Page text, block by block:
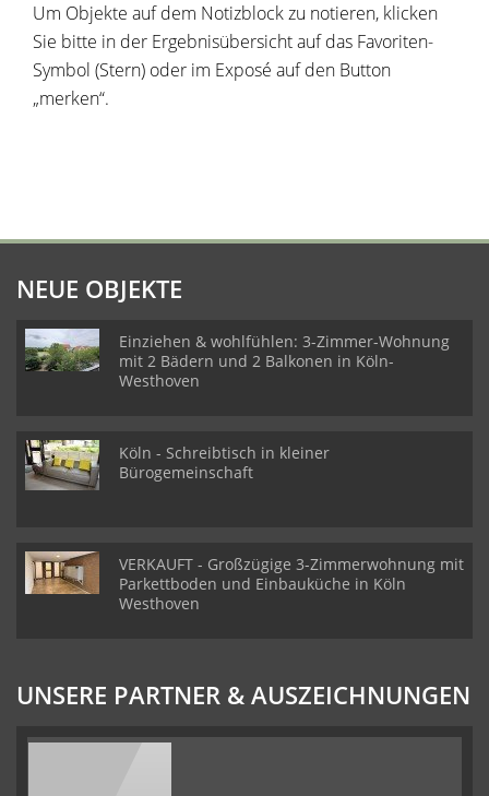
Um Objekte auf dem Notizblock zu notieren, klicken
Sie bitte in der Ergebnisübersicht auf das Favoriten-
Symbol (Stern) oder im Exposé auf den Button
„merken“.
NEUE OBJEKTE
Einziehen & wohlfühlen: 3-Zimmer-Wohnung
mit 2 Bädern und 2 Balkonen in Köln-
Westhoven
Köln - Schreibtisch in kleiner
Bürogemeinschaft
VERKAUFT - Großzügige 3-Zimmerwohnung mit
Parkettboden und Einbauküche in Köln
Westhoven
UNSERE PARTNER & AUSZEICHNUNGEN